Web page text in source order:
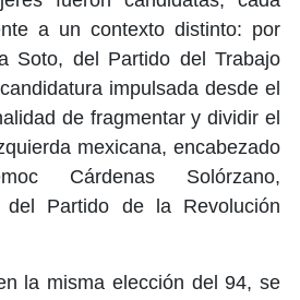
a un contexto distinto: por
Soto, del Partido del Trabajo
impulsada desde el
de fragmentar y dividir el
mexicana, encabezado
Cárdenas Solórzano,
del Partido de la Revolución
la misma elección del 94, se